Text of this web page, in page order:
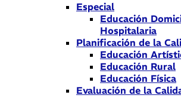
Especial
Educación
Hospitalaria
Planificación de la
Educación
Educación Rural
Educación Física
Evaluación de la